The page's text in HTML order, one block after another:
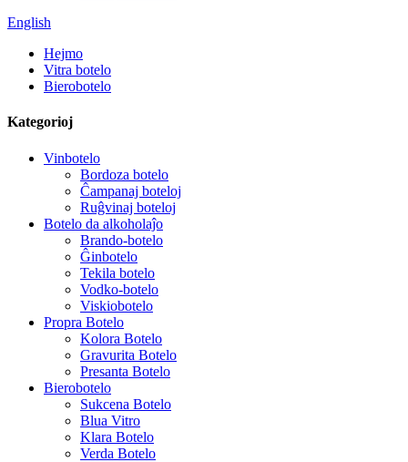
English
Hejmo
Vitra botelo
Bierobotelo
Kategorioj
Vinbotelo
Bordoza botelo
Ĉampanaj boteloj
Ruĝvinaj boteloj
Botelo da alkoholaĵo
Brando-botelo
Ĝinbotelo
Tekila botelo
Vodko-botelo
Viskiobotelo
Propra Botelo
Kolora Botelo
Gravurita Botelo
Presanta Botelo
Bierobotelo
Sukcena Botelo
Blua Vitro
Klara Botelo
Verda Botelo